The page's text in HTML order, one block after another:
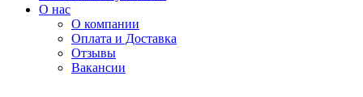
О нас
О компании
Оплата и Доставка
Отзывы
Вакансии